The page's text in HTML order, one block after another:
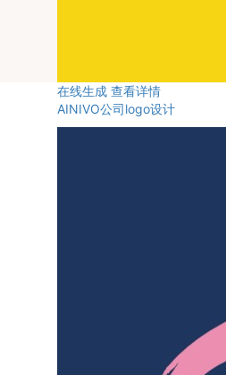
在线生成 查看详情
AINIVO公司logo设计